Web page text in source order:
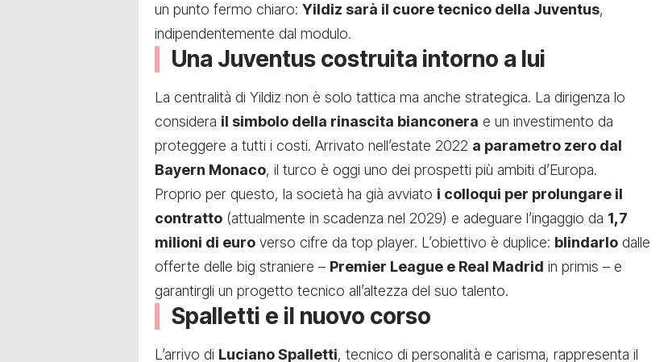
un punto fermo chiaro: Yildiz sarà il cuore tecnico della Juventus,
indipendentemente dal modulo.
Una Juventus costruita intorno a lui
La centralità di Yildiz non è solo tattica ma anche strategica. La dirigenza lo
considera il simbolo della rinascita bianconera e un investimento da
proteggere a tutti i costi. Arrivato nell’estate 2022 a parametro zero dal
Bayern Monaco, il turco è oggi uno dei prospetti più ambiti d’Europa.
Proprio per questo, la società ha già avviato i colloqui per prolungare il
contratto (attualmente in scadenza nel 2029) e adeguare l’ingaggio da 1,7
milioni di euro verso cifre da top player. L’obiettivo è duplice: blindarlo dalle
offerte delle big straniere – Premier League e Real Madrid in primis – e
garantirgli un progetto tecnico all’altezza del suo talento.
Spalletti e il nuovo corso
L’arrivo di Luciano Spalletti, tecnico di personalità e carisma, rappresenta il